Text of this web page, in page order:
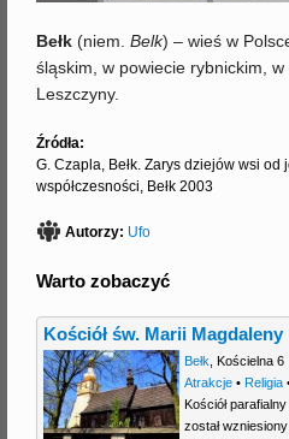
Bełk (niem. Belk) – wieś w
śląskim, w powiecie rybnickim,
Leszczyny.
Źródła:
G. Czapla, Bełk. Zarys dziejów wsi od
współczesności, Bełk 2003
Autorzy: Ufo
Warto zobaczyć
Kościół św. Marii Magdaleny
Bełk
Kościelna 6
Atrakcje• Religia
Kościół
został